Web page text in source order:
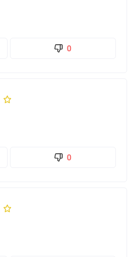
0
0